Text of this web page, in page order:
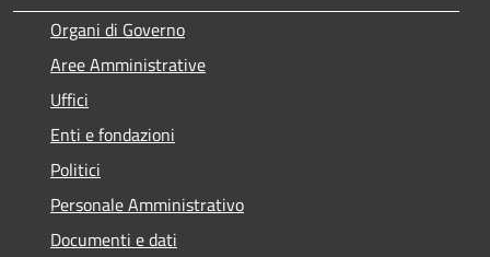
Organi di Governo
Aree Amministrative
Uffici
Enti e fondazioni
Politici
Personale Amministrativo
Documenti e dati